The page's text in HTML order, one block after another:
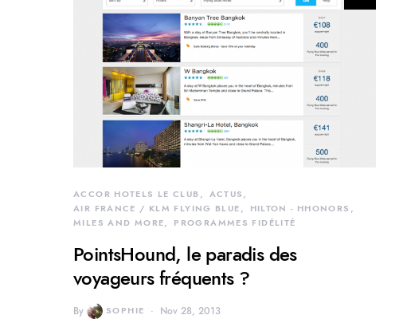
ACCOR HOTELS LE CLUB
ACTUS
AIR FRANCE / KLM FLYING BLUE
HILTON - HHONORS
MILES AND MORE
PROGRAMMES FIDÉLITÉ
PointsHound, le paradis des
voyageurs fréquents ?
By SOPHIE Nov 28, 2013